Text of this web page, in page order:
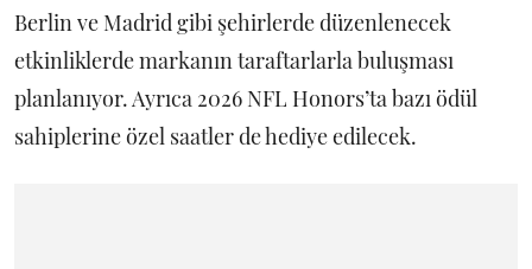
Berlin ve Madrid gibi şehirlerde düzenlenecek
etkinliklerde markanın taraftarlarla buluşması
planlanıyor. Ayrıca 2026 NFL Honors’ta bazı ödül
sahiplerine özel saatler de hediye edilecek.